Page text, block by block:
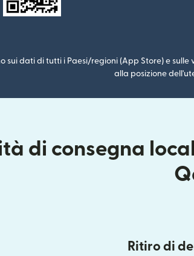
sui dati di tutti i Paesi/regioni (App Store) e
alla posizione
di consegna
Ritiro di